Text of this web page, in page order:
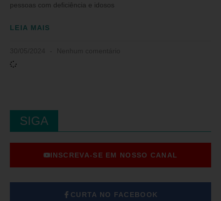
pessoas com deficiência e idosos
LEIA MAIS
SIGA
INSCREVA-SE EM NOSSO CANAL
CURTA NO FACEBOOK